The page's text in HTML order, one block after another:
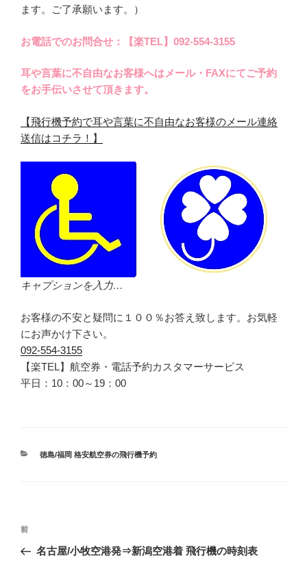
ます。ご了承願います。）
お電話でのお問合せ：【楽TEL】092-554-3155
耳や言葉に不自由なお客様へはメール・FAXにてご予約
をお手伝いさせて頂きます。
【飛行機予約で耳や言葉に不自由なお客様のメール連絡
送信はコチラ！】
キャプションを入力…
お客様の不安と疑問に１００％お答え致します。お気軽
にお声かけ下さい。
092-554-3155
【楽TEL】航空券・電話予約カスタマーサービス
平日：10：00～19：00
カ
徳島/福岡 格安航空券の飛行機予約
投
ナ
前
の
前
名古屋/小牧空港発⇒新潟空港着 飛行機の時刻表